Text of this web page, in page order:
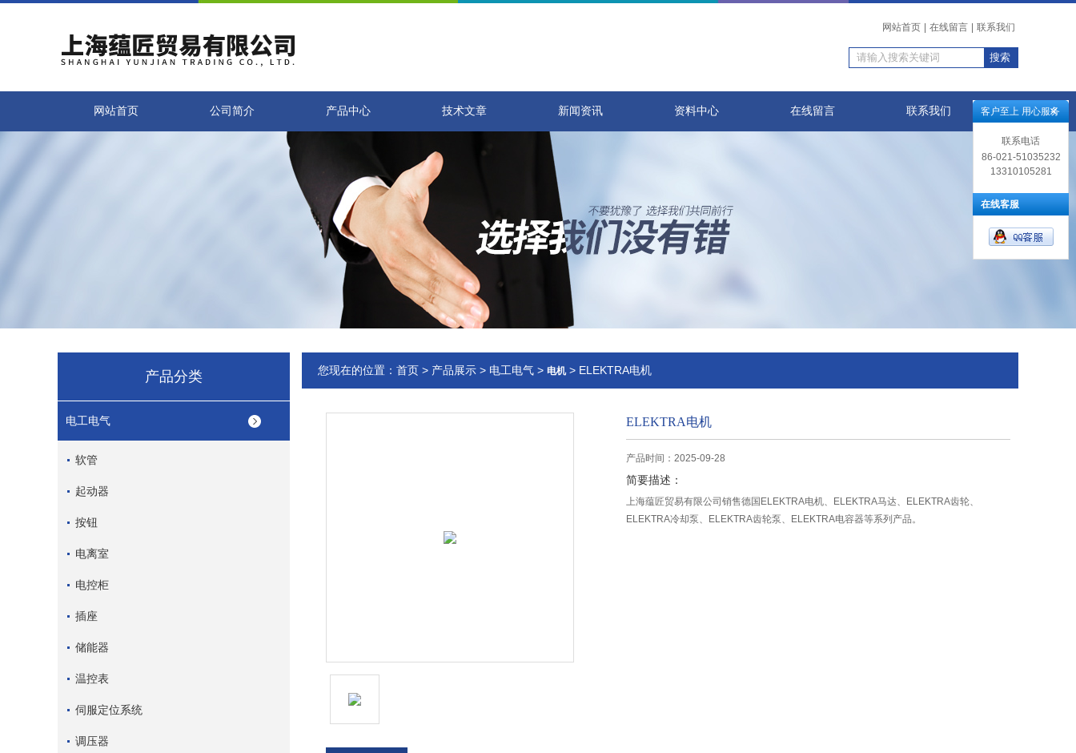
网站首页 在线留言 联系我们
网站首页 公司简介 产品中心 技术文章 新闻资讯 资料中心 在线留言 联系我们
产品分类
电工电气
软管
起动器
按钮
电离室
电控柜
插座
储能器
温控表
伺服定位系统
调压器
您现在的位置： 首页 > 产品展示 > 电工电气 > 电机> ELEKTRA电机
ELEKTRA电机
产品时间：2025-09-28
简要描述：
上海蕴匠贸易有限公司销售德国ELEKTRA电机、ELEKTRA马达、ELEKTRA齿轮、
ELEKTRA冷却泵、ELEKTRA齿轮泵、ELEKTRA电容器等系列产品。
客户至上 用心服务
联系电话
86-021-51035232
13310105281
在线客服